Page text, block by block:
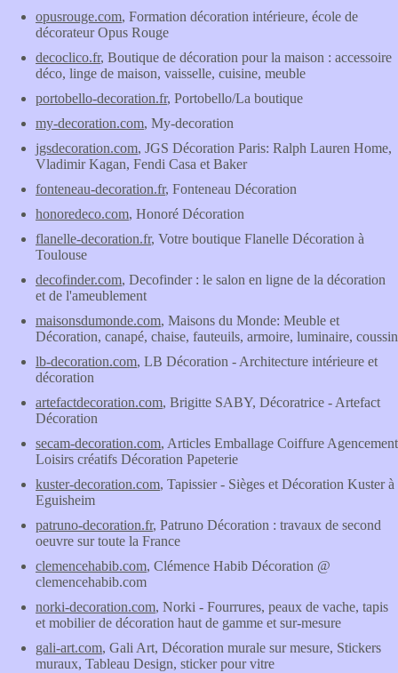
opusrouge.com, Formation décoration intérieure, école de
décorateur Opus Rouge
decoclico.fr, Boutique de décoration pour la maison : accessoire
déco, linge de maison, vaisselle, cuisine, meuble
portobello-decoration.fr, Portobello/La boutique
my-decoration.com, My-decoration
jgsdecoration.com, JGS Décoration Paris: Ralph Lauren Home,
Vladimir Kagan, Fendi Casa et Baker
fonteneau-decoration.fr, Fonteneau Décoration
honoredeco.com, Honoré Décoration
flanelle-decoration.fr, Votre boutique Flanelle Décoration à
Toulouse
decofinder.com, Decofinder : le salon en ligne de la décoration
et de l'ameublement
maisonsdumonde.com, Maisons du Monde: Meuble et
Décoration, canapé, chaise, fauteuils, armoire, luminaire, coussin
lb-decoration.com, LB Décoration - Architecture intérieure et
décoration
artefactdecoration.com, Brigitte SABY, Décoratrice - Artefact
Décoration
secam-decoration.com, Articles Emballage Coiffure Agencement
Loisirs créatifs Décoration Papeterie
kuster-decoration.com, Tapissier - Sièges et Décoration Kuster à
Eguisheim
patruno-decoration.fr, Patruno Décoration : travaux de second
oeuvre sur toute la France
clemencehabib.com, Clémence Habib Décoration @
clemencehabib.com
norki-decoration.com, Norki - Fourrures, peaux de vache, tapis
et mobilier de décoration haut de gamme et sur-mesure
gali-art.com, Gali Art, Décoration murale sur mesure, Stickers
muraux, Tableau Design, sticker pour vitre